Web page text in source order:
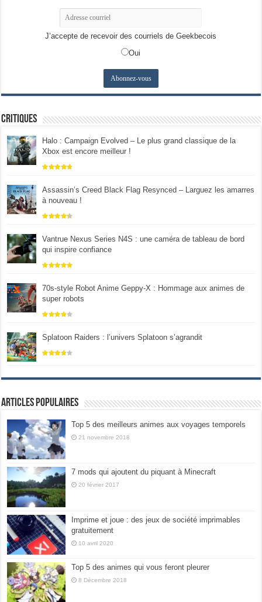
J’accepte de recevoir des courriels de Geekbecois
Oui
Critiques
Halo : Campaign Evolved – Le plus grand classique de la
Xbox est encore meilleur !
Assassin’s Creed Black Flag Resynced – Larguez les amarres
à nouveau !
Vantrue Nexus Series N4S : une caméra de tableau de bord
qui inspire confiance
70s-style Robot Anime Geppy-X : Hommage aux animes de
super robots
Splatoon Raiders : l’univers Splatoon s’agrandit
Articles populaires
Top 5 des meilleurs animes aux voyages temporels
21 novembre 2018
7 mods qui ajoutent du piquant à Minecraft
20 février 2017
Imprime et joue : des jeux de société imprimables
gratuitement
10 avril 2020
Top 5 des animes qui vous feront pleurer
8 Décembre 2018